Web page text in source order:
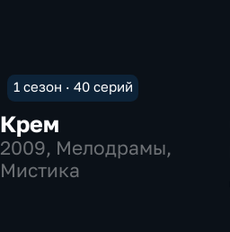
1 сезон · 40 серий
Крем
2009, Мелодрамы,
Мистика